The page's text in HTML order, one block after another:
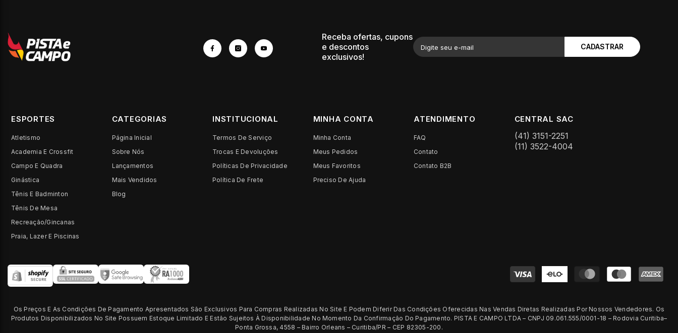
Receba ofertas, cupons
e descontos
exclusivos!
Digite seu e-mail CADASTRAR
ESPORTES
Atletismo
Academia E Crossfit
Campo E Quadra
Ginástica
Tênis E Badminton
Tênis De Mesa
Recreação/Gincanas
Praia, Lazer E Piscinas
CATEGORIAS
Página Inicial
Sobre Nós
Lançamentos
Mais Vendidos
Blog
INSTITUCIONAL
Termos De Serviço
Trocas E Devoluções
Políticas De Privacidade
Política De Frete
MINHA CONTA
Minha Conta
Meus Pedidos
Meus Favoritos
Preciso De Ajuda
ATENDIMENTO
FAQ
Contato
Contato B2B
CENTRAL SAC
(41) 3151-2251
(11) 3522-4004
Formas
de
Os Preços E As Condições De Pagamento Apresentados São Exclusivos Para Compras Realizadas No Site E Podem Diferir Das Condições Oferecidas Nas Vendas Diretas Realizadas Por Nossos Vendedores. Os
Produtos Disponibilizados No Site Possuem Estoque Limitado E Estão Sujeitos À Disponibilidade No Momento Da Confirmação Do Pagamento. PISTA E CAMPO LTDA – CNPJ 09.061.555/0001-18 – Rodovia Curitiba–
Ponta Grossa, 4558 – Bairro Orleans – Curitiba/PR – CEP 82305-200.